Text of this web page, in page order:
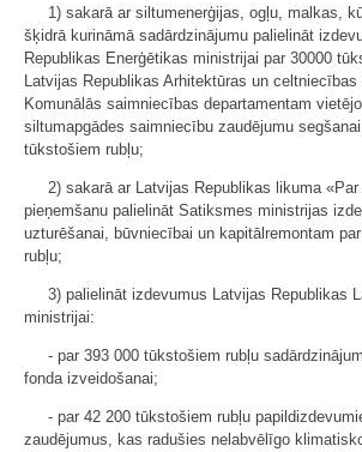
1) sakarā ar siltumenerģijas, ogļu, malkas,
šķidrā kurināmā sadārdzinājumu palielināt
Republikas Enerģētikas ministrijai par 30000
Latvijas Republikas Arhitektūras un celtniecības
Komunālās saimniecības departamentam
siltumapgādes saimniecību zaudējumu
tūkstošiem rubļu;
2) sakarā ar Latvijas Republikas likuma
pieņemšanu palielināt Satiksmes ministrijas
uzturēšanai, būvniecībai un kapitālremontam
rubļu;
3) palielināt izdevumus Latvijas Republikas
ministrijai:
- par 393 000 tūkstošiem rubļu
fonda izveidošanai;
- par 42 200 tūkstošiem rubļu
zaudējumus, kas radušies nelabvēlīgo